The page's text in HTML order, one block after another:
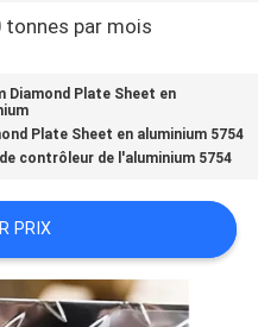
tonnes par mois
Diamond Plate Sheet en
Plate Sheet en aluminium 5754
contrôleur de l'aluminium 5754
PRIX